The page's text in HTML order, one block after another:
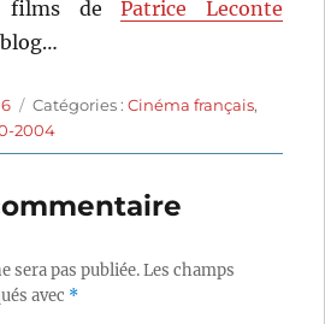
films dePatrice Leconte
Catégories
Catégories :Cinéma français,
2004
sera pas publiée.Les champs
avec *